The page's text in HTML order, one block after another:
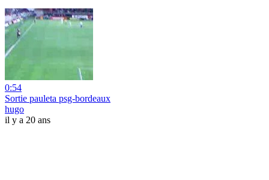
0:54
Sortie pauleta psg-bordeaux
hugo
il y a 20 ans